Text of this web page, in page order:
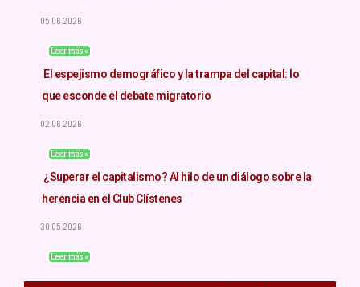
05.06.2026
Leer más »
El espejismo demográfico y la trampa del capital: lo
que esconde el debate migratorio
02.06.2026
Leer más »
¿Superar el capitalismo? Al hilo de un diálogo sobre la
herencia en el Club Clístenes
30.05.2026
Leer más »